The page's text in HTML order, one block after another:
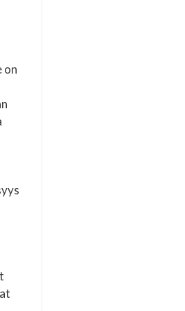
on